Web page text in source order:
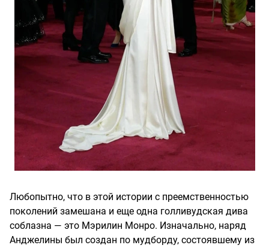
Любопытно, что в этой истории с преемственностью
поколений замешана и еще одна голливудская дива
соблазна — это Мэрилин Монро. Изначально, наряд
Анджелины был создан по мудборду, состоявшему из